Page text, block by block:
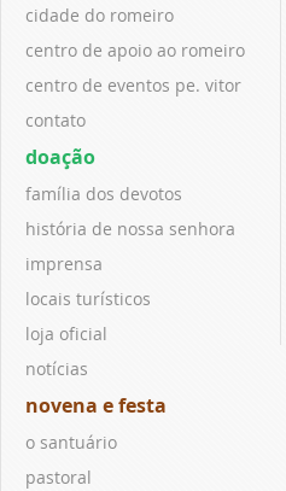
cidade do romeiro
centro de apoio ao romeiro
centro de eventos pe. vitor
contato
doação
família dos devotos
história de nossa senhora
imprensa
locais turísticos
loja oficial
notícias
novena e festa
o santuário
pastoral